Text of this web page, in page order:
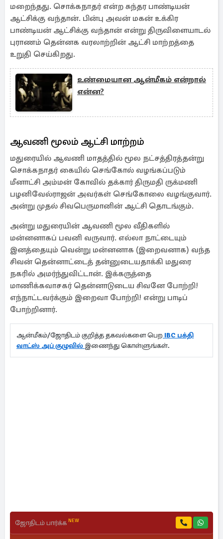
மறைந்தது. சொக்கநாதர் என்ற சுந்தர பாண்டியன்
ஆட்சிக்கு வந்தான். பின்பு அவன் மகன் உக்கிர
பாண்டியன் ஆட்சிக்கு வந்தான் என்று திருவிளையாடல்
புராணம் தென்னக வரலாற்றின் ஆட்சி மாற்றத்தை
உறுதி செய்கிறது.
உண்மையான ஆன்மீகம் என்றால்
என்ன?
ஆவணி மூலம் ஆட்சி மாற்றம்
மதுரையில் ஆவணி மாதத்தில் மூல நட்சத்திரத்தன்று
சொக்கநாதர் கையில் செங்கோல் வழங்கப்படும்
மீனாட்சி அம்மன் கோவில் தக்கார் திருமதி ருக்மணி
பழனிவேல்ராஜன் அவர்கள் செங்கோலை வழங்குவார்.
அன்று முதல் சிவபெருமானின் ஆட்சி தொடங்கும்.
அன்று மதுரையின் ஆவணி மூல வீதிகளில்
மன்னனாகப் பவனி வருவார். எல்லா நாட்டையும்
இனத்தையும் வென்று மன்னனாக (இறைவனாக) வந்த
சிவன் தென்னாட்டைத் தன்னுடையதாக்கி மதுரை
நகரில் அமர்ந்துவிட்டான். இக்கருத்தை
மாணிக்கவாசகர் தென்னாடுடைய சிவனே போற்றி!
எந்நாட்டவர்க்கும் இறைவா போற்றி! என்று பாடிப்
போற்றினார்.
ஆன்மீகம்/ஜோதிடம் குறித்த தகவல்களை பெற IBC பக்தி
வாட்ஸ் அப் குழுவில் இணைந்து கொள்ளுங்கள்.
ஜோதிடம் பார்க்க NEW